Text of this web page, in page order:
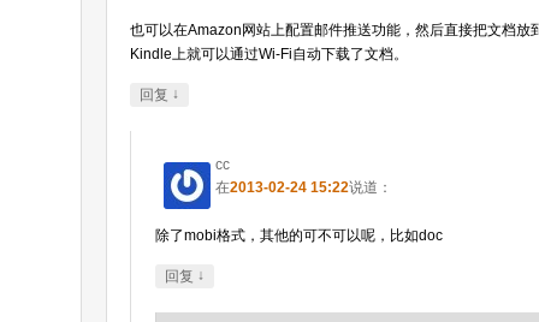
也可以在Amazon网站上配置邮件推送功能，然后直接把文档放
Kindle上就可以通过Wi-Fi自动下载了文档。
回复 ↓
cc
在2013-02-24 15:22说道：
除了mobi格式，其他的可不可以呢，比如doc
回复 ↓